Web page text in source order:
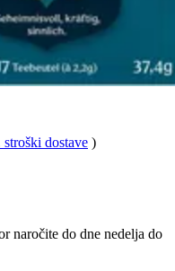
dostave )
naročite do dne nedelja do